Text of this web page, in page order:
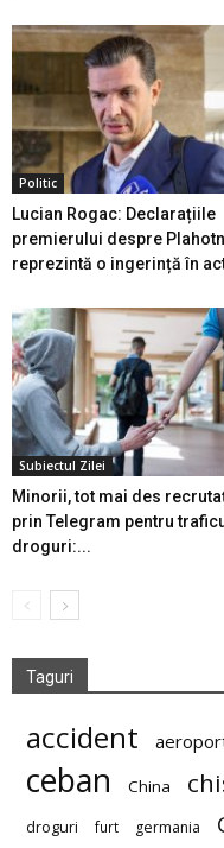
Politic
Lucian Rogac: Declarațiile
premierului despre
reprezintă o ingerință în
Subiectul Zilei
Minorii, tot mai des
prin Telegram pentru
droguri:...
Taguri
accident
ceban China
droguri furt germania